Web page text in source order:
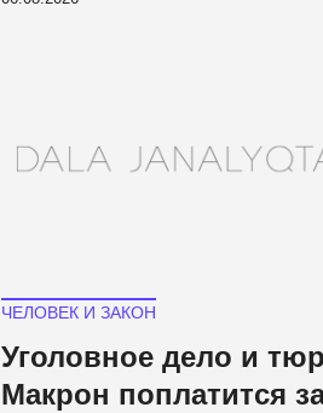
ЧЕЛОВЕК И ЗАКОН
Уголовное дело и
Макрон поплатится